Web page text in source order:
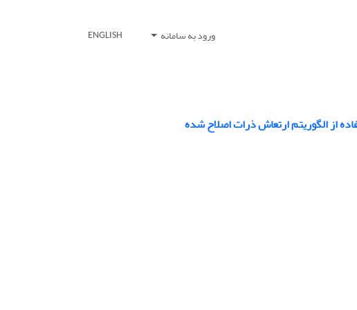
ورود به سامانه ENGLISH
از الگوریتم ارتعاش ذرات اصلاح شده